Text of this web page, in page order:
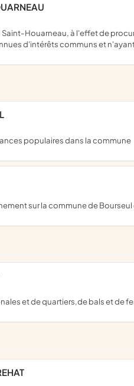
d'intérêts communs et
populaires dans la commune
sur la commune de
et de quartiers,de bals et de